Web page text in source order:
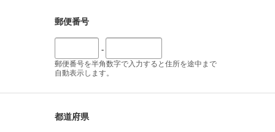
郵便番号
-
郵便番号を半角数字で入力すると住所を途中まで
自動表示します。
都道府県